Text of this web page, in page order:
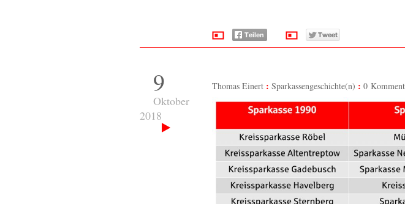
9
Oktober
2018
Thomas Einert Sparkassengeschichte(n) 0